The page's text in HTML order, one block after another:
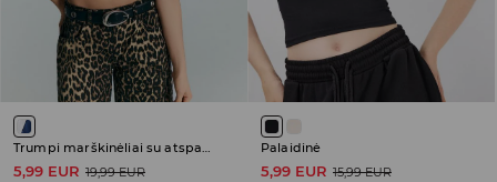
Trumpi marškinėliai su atspaudu
5,99 EUR 19,99 EUR
Palaidinė
5,99 EUR 15,99 EUR